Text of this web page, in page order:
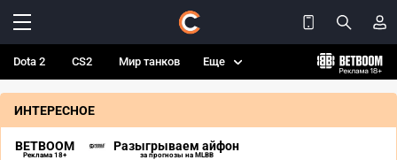
Dota 2 CS2 Мир танков Еще
ИНТЕРЕСНОЕ
BETBOOM
Реклама 18+
Разыгрываем айфон
за прогнозы на MLBB